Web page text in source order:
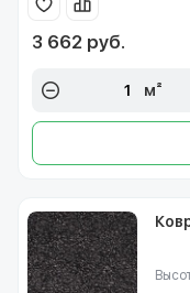
3 662 руб.
м²